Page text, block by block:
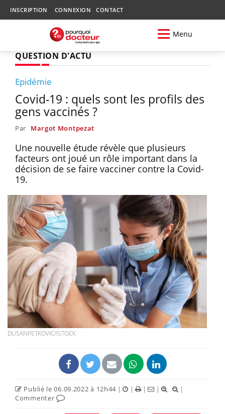
INSCRIPTION CONNEXION CONTACT
Menu
QUESTION D'ACTU
Epidémie
Covid-19 : quels sont les profils des
gens vaccinés ?
Par Margot Montpezat
Une nouvelle étude révèle que plusieurs
facteurs ont joué un rôle important dans la
décision de se faire vacciner contre la Covid-
19.
DUSANPETKOVIC/ISTOCK
Publié le 06.09.2022 à 12h44 | | | |
|
Commenter